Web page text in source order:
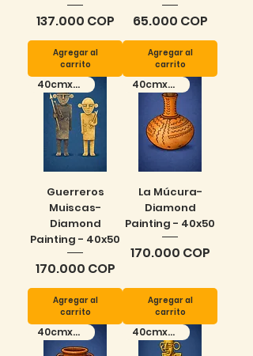
Precio
137.000 COP
Agregar al
carrito
Precio
65.000 COP
Agregar al
carrito
40cmx50cm
Guerreros
Muiscas-
Diamond
Painting - 40x50
Precio
170.000 COP
Agregar al
carrito
40cmx50cm
La Múcura-
Diamond
Painting - 40x50
Precio
170.000 COP
Agregar al
carrito
40cmx50cm 40cmx50cm